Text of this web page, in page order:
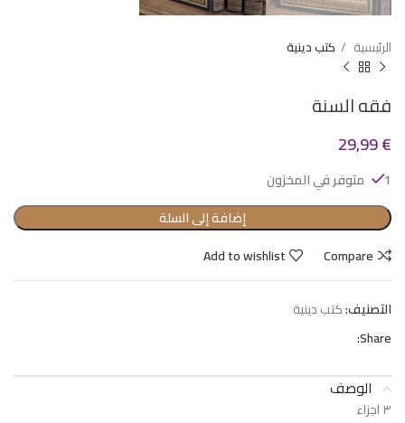
الرئيسية كتب دينية
فقه السنة
29,99€
1 متوفر في المخزون
إضافة إلى السلة
Compare
Add to wishlist
التصنيف:كتب دينية
Share:
الوصف
٣ اجزاء